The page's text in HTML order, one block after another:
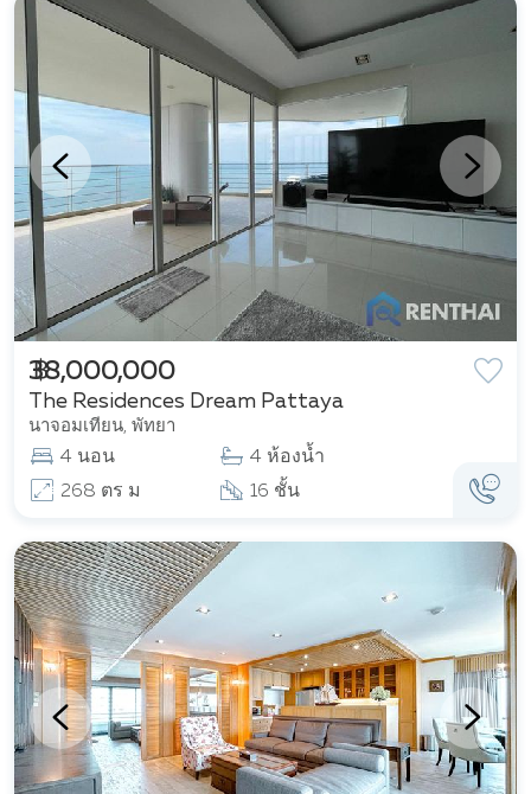
The Residences Dream Pattaya
นาจอมเทียน, พัทยา
฿ 38,000,000
4 นอน
4 ห้องน้ำ
268 ตร ม
16 ชั้น